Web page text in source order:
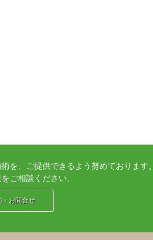
を、ご提供できるよう努めております。
ご相談ください。
・お問合せ